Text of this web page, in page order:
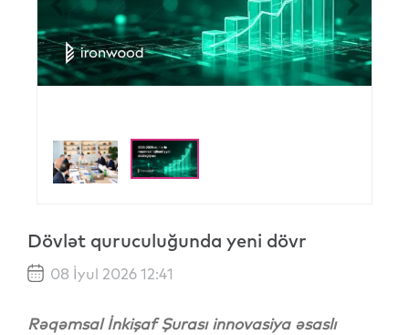
Previous
Dövlət quruculuğunda yeni dövr
08 İyul 2026 12:41
Rəqəmsal İnkişaf Şurası innovasiya əsaslı